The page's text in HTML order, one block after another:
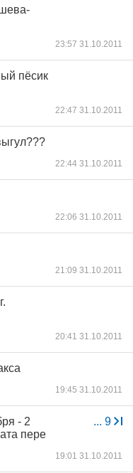
23:57 31.10.2011
пёсик
22:47 31.10.2011
22:44 31.10.2011
22:06 31.10.2011
21:09 31.10.2011
20:41 31.10.2011
19:45 31.10.2011
... 9
- 2
пере
19:01 31.10.2011